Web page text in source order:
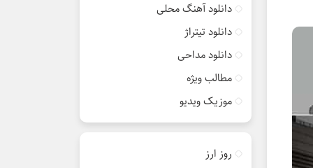
دانلود آهنگ محلی
دانلود تیتراژ
دانلود مداحی
مطالب ویژه
موزیک ویدیو
روز ارز